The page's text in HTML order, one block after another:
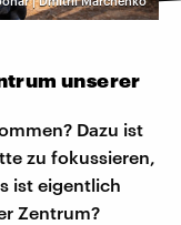
unserer
Dazu ist
zu fokussieren,
ist eigentlich
Zentrum?